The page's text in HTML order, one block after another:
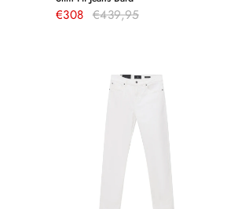
Blau
€308 €439,95